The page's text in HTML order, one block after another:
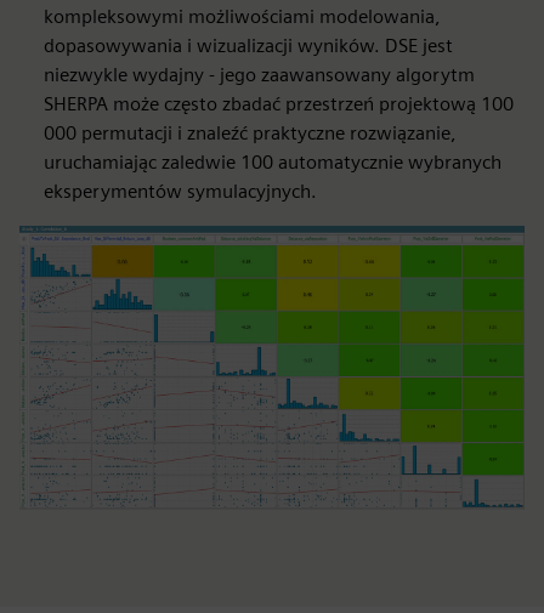
kompleksowymi możliwościami modelowania,
dopasowywania i wizualizacji wyników. DSE jest
niezwykle wydajny - jego zaawansowany algorytm
SHERPA może często zbadać przestrzeń projektową 100
000 permutacji i znaleźć praktyczne rozwiązanie,
uruchamiając zaledwie 100 automatycznie wybranych
eksperymentów symulacyjnych.